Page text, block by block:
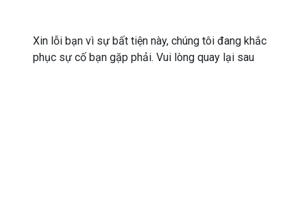
Xin lỗi bạn vì sự bất tiện này, chúng tôi đang khắc
phục sự cố bạn gặp phải. Vui lòng quay lại sau